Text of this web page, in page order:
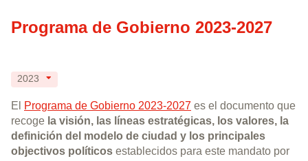
Programa de Gobierno 2023-2027
2023
El Programa de Gobierno 2023-2027 es el documento que
recoge la visión, las líneas estratégicas, los valores, la
definición del modelo de ciudad y los principales
objectivos políticos establecidos para este mandato por